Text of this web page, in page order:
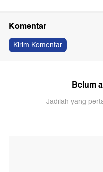
Komentar
Kirim Komentar
Belum
Jadilah yang